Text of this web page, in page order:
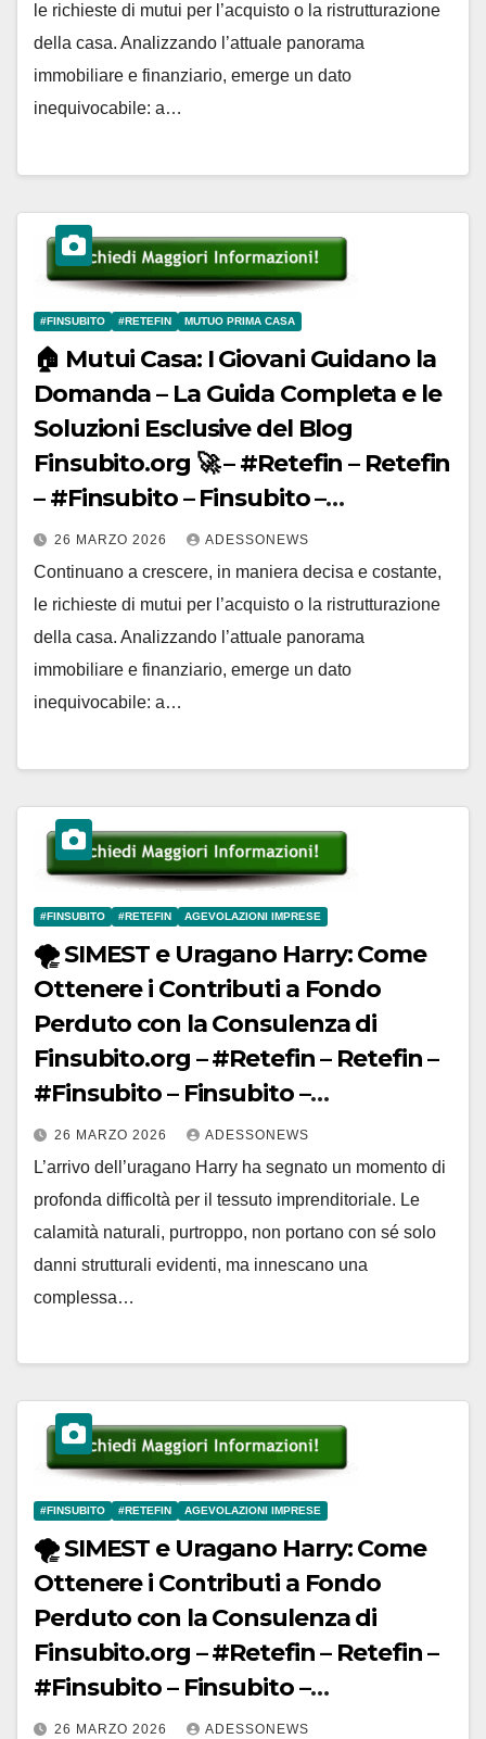
le richieste di mutui per l’acquisto o la ristrutturazione
della casa. Analizzando l’attuale panorama
immobiliare e finanziario, emerge un dato
inequivocabile: a…
#FINSUBITO #RETEFIN MUTUO PRIMA CASA
🏠 Mutui Casa: I Giovani Guidano la
Domanda – La Guida Completa e le
Soluzioni Esclusive del Blog
Finsubito.org 🚀 – #Retefin – Retefin
– #Finsubito – Finsubito –
#Adessonews – #Adessonews –
#Finsubito – Adessonews
26 MARZO 2026 ADESSONEWS
Continuano a crescere, in maniera decisa e costante,
le richieste di mutui per l’acquisto o la ristrutturazione
della casa. Analizzando l’attuale panorama
immobiliare e finanziario, emerge un dato
inequivocabile: a…
#FINSUBITO #RETEFIN AGEVOLAZIONI IMPRESE
🌪️ SIMEST e Uragano Harry: Come
Ottenere i Contributi a Fondo
Perduto con la Consulenza di
Finsubito.org – #Retefin – Retefin –
#Finsubito – Finsubito –
#Adessonews – #Adessonews –
#Finsubito – Adessonews
26 MARZO 2026 ADESSONEWS
L’arrivo dell’uragano Harry ha segnato un momento di
profonda difficoltà per il tessuto imprenditoriale. Le
calamità naturali, purtroppo, non portano con sé solo
danni strutturali evidenti, ma innescano una
complessa…
#FINSUBITO #RETEFIN AGEVOLAZIONI IMPRESE
🌪️ SIMEST e Uragano Harry: Come
Ottenere i Contributi a Fondo
Perduto con la Consulenza di
Finsubito.org – #Retefin – Retefin –
#Finsubito – Finsubito –
#Adessonews – #Adessonews –
26 MARZO 2026 ADESSONEWS